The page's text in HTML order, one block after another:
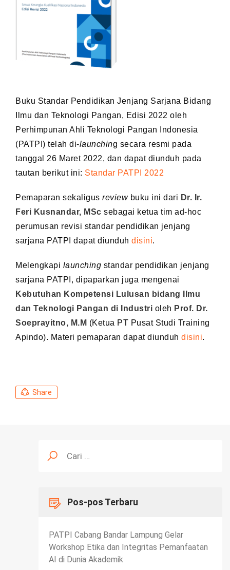
Buku Standar Pendidikan Jenjang Sarjana Bidang
Ilmu dan Teknologi Pangan, Edisi 2022 oleh
Perhimpunan Ahli Teknologi Pangan Indonesia
(PATPI) telah di-launching secara resmi pada
tanggal 26 Maret 2022, dan dapat diunduh pada
tautan berikut ini: Standar PATPI 2022
Pemaparan sekaligus reviewbuku ini dari Dr. Ir.
Feri Kusnandar, MSc sebagai ketua tim ad-hoc
perumusan revisi standar pendidikan jenjang
sarjana PATPI dapat diunduh disini.
Melengkapi launching standar pendidikan jenjang
sarjana PATPI, dipaparkan juga mengenai
Kebutuhan Kompetensi Lulusan bidang Ilmu
dan Teknologi Pangan di Industri oleh Prof. Dr.
Soeprayitno, M.M (Ketua PT Pusat Studi Training
Apindo). Materi pemaparan dapat diunduh disini.
Share
untuk:
Pos-pos Terbaru
PATPI Cabang Bandar Lampung Gelar
Workshop Etika dan Integritas Pemanfaatan
AI di Dunia Akademik